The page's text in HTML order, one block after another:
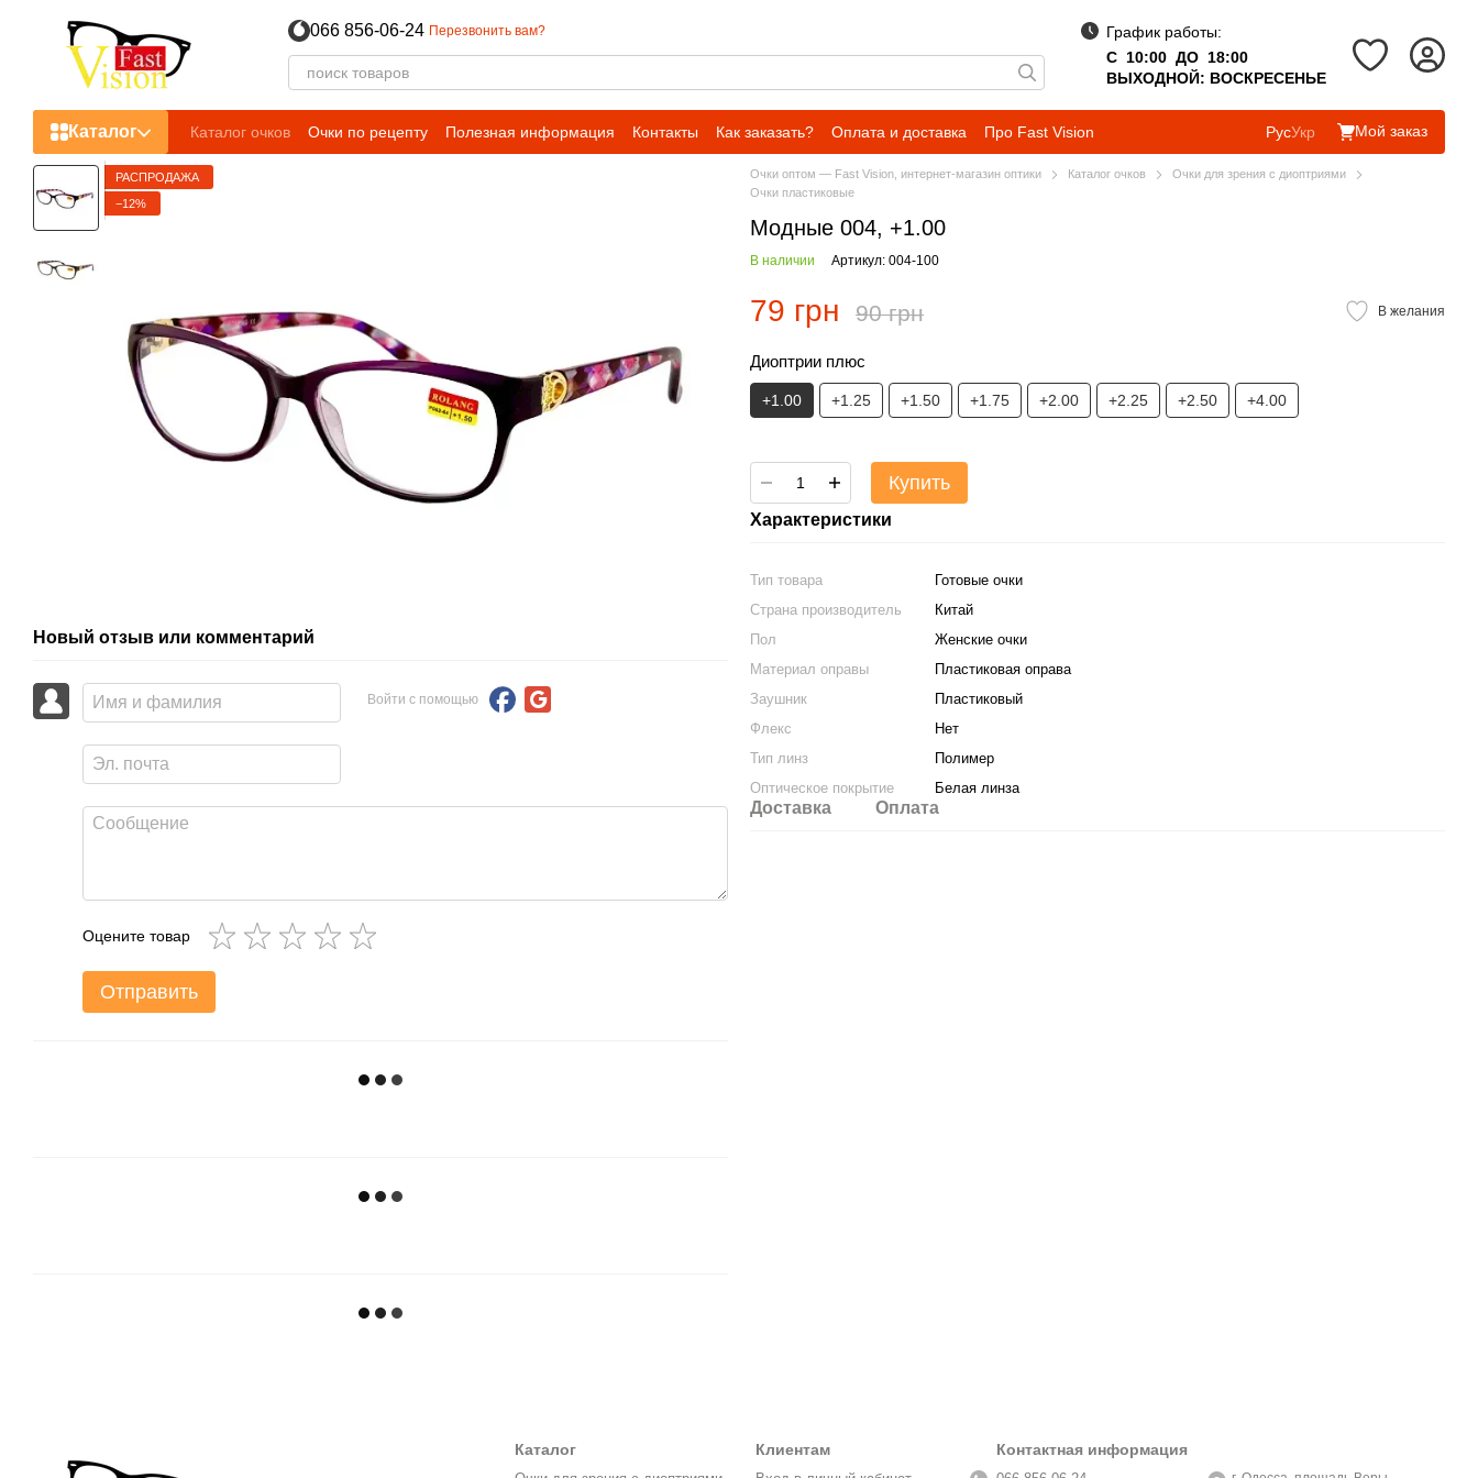
066 856-06-24 Перезвонить вам?
График работы:
С 10:00 ДО 18:00
ВЫХОДНОЙ: ВОСКРЕСЕНЬЕ
Каталог Каталог очков Очки по рецепту Полезная информация Контакты Как заказать? Оплата и доставка
Про Fast Vision
Пользовательское соглашение
РусУкр Мой заказ
РАСПРОДАЖА
−12%
Новый отзыв или комментарий
Войти с помощью
Оцените товар
Отправить
Очки оптом — Fast Vision, интернет-магазин оптики Каталог очков
Очки для зрения с диоптриями
Очки пластиковые
Модные 004, +1.00
В наличии Артикул: 004-100
79 грн 90 грн В желания
Диоптрии плюс
+1.00 +1.25 +1.50 +1.75 +2.00 +2.25 +2.50 +4.00
Купить
Характеристики
Тип товара
Готовые очки
Страна производитель
Китай
Пол
Женские очки
Материал оправы
Пластиковая оправа
Заушник
Пластиковый
Флекс
Нет
Тип линз
Полимер
Оптическое покрытие
Белая линза
Доставка Оплата
Каталог Клиентам Контактная информация